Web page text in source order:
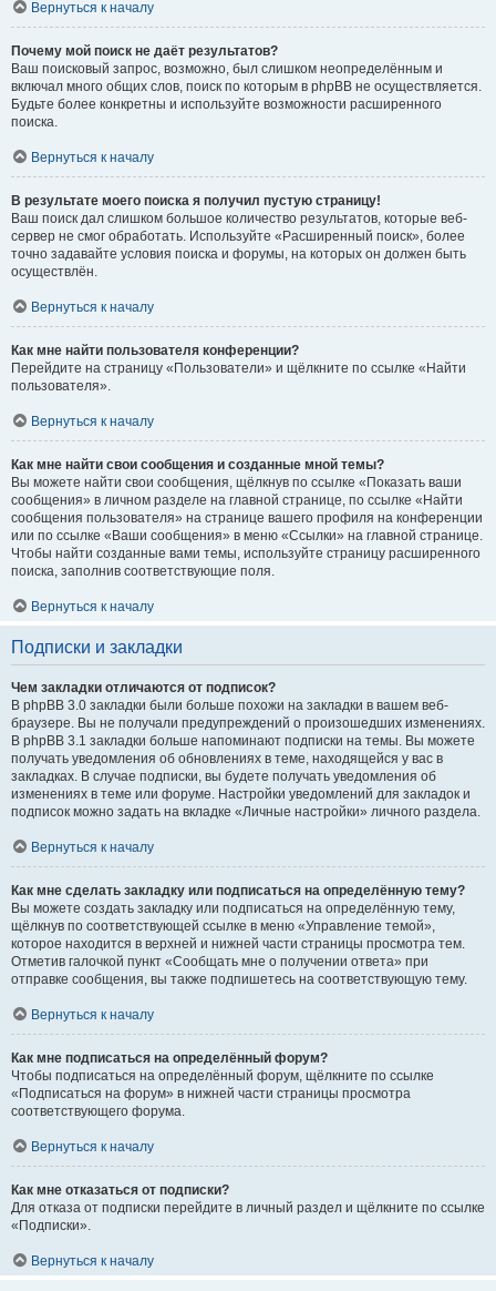
Вернуться к началу
Почему мой поиск не даёт результатов?
Ваш поисковый запрос, возможно, был слишком неопределённым и
включал много общих слов, поиск по которым в phpBB не осуществляется.
Будьте более конкретны и используйте возможности расширенного
поиска.
Вернуться к началу
В результате моего поиска я получил пустую страницу!
Ваш поиск дал слишком большое количество результатов, которые веб-
сервер не смог обработать. Используйте «Расширенный поиск», более
точно задавайте условия поиска и форумы, на которых он должен быть
осуществлён.
Вернуться к началу
Как мне найти пользователя конференции?
Перейдите на страницу «Пользователи» и щёлкните по ссылке «Найти
пользователя».
Вернуться к началу
Как мне найти свои сообщения и созданные мной темы?
Вы можете найти свои сообщения, щёлкнув по ссылке «Показать ваши
сообщения» в личном разделе на главной странице, по ссылке «Найти
сообщения пользователя» на странице вашего профиля на конференции
или по ссылке «Ваши сообщения» в меню «Ссылки» на главной странице.
Чтобы найти созданные вами темы, используйте страницу расширенного
поиска, заполнив соответствующие поля.
Вернуться к началу
Подписки и закладки
Чем закладки отличаются от подписок?
В phpBB 3.0 закладки были больше похожи на закладки в вашем веб-
браузере. Вы не получали предупреждений о произошедших изменениях.
В phpBB 3.1 закладки больше напоминают подписки на темы. Вы можете
получать уведомления об обновлениях в теме, находящейся у вас в
закладках. В случае подписки, вы будете получать уведомления об
изменениях в теме или форуме. Настройки уведомлений для закладок и
подписок можно задать на вкладке «Личные настройки» личного раздела.
Вернуться к началу
Как мне сделать закладку или подписаться на определённую тему?
Вы можете создать закладку или подписаться на определённую тему,
щёлкнув по соответствующей ссылке в меню «Управление темой»,
которое находится в верхней и нижней части страницы просмотра тем.
Отметив галочкой пункт «Сообщать мне о получении ответа» при
отправке сообщения, вы также подпишетесь на соответствующую тему.
Вернуться к началу
Как мне подписаться на определённый форум?
Чтобы подписаться на определённый форум, щёлкните по ссылке
«Подписаться на форум» в нижней части страницы просмотра
соответствующего форума.
Вернуться к началу
Как мне отказаться от подписки?
Для отказа от подписки перейдите в личный раздел и щёлкните по ссылке
«Подписки».
Вернуться к началу